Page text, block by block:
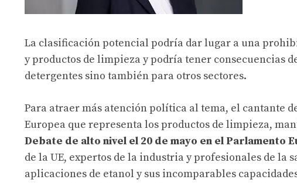
La clasificación potencial podría dar lugar a una
y productos de limpieza y podría tener consecuencias
detergentes sino también para otros sectores.
Para atraer más atención política al tema, el cantante
Europea que representa los productos de limpieza,
Debate de alto nivel el 20 de mayo en el Parlamento
de la UE, expertos de la industria y profesionales de
aplicaciones de etanol y sus incomparables